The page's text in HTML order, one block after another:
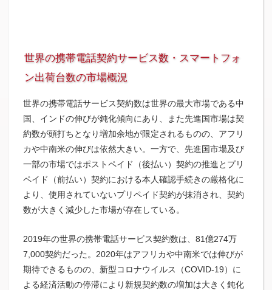
世界の携帯電話契約サービス数・スマートフォ
ン出荷台数の市場概況
世界の携帯電話サービス契約数は世界の最大市場である中
国、インドの伸びが鈍化傾向にあり、また先進国市場は契
約数が頭打ちとなり増加余地が限定されるものの、アフリ
カや中南米の伸びは依然大きい。一方で、先進国市場及び
一部の市場ではポストペイド（後払い）契約の推進とプリ
ペイド（前払い）契約における本人確認手続きの厳格化に
より、使用されていないプリペイド契約が抹消され、契約
数が大きく減少した市場が存在している。
2019年の世界の携帯電話サービス契約数は、81億274万
7,000契約だった。2020年はアフリカや中南米では伸びが
期待できるものの、新型コロナウイルス（COVID-19）に
よる経済活動の停滞により新規契約数の増加は大きく鈍化